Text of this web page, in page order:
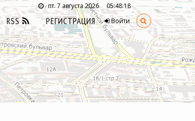
- пт. 7 августа 2026 05:48:19
RSS РЕГИСТРАЦИЯ Войти